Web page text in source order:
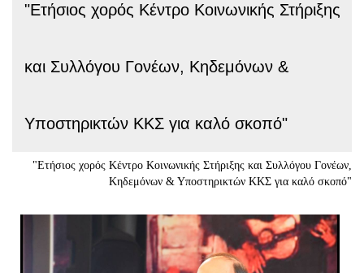
"Ετήσιος χορός Κέντρο Κοινωνικής Στήριξης
και Συλλόγου Γονέων, Κηδεμόνων &
Υποστηρικτών ΚΚΣ για καλό σκοπό"
"Ετήσιος χορός Κέντρο Κοινωνικής Στήριξης και Συλλόγου Γονέων,
Κηδεμόνων & Υποστηρικτών ΚΚΣ για καλό σκοπό"